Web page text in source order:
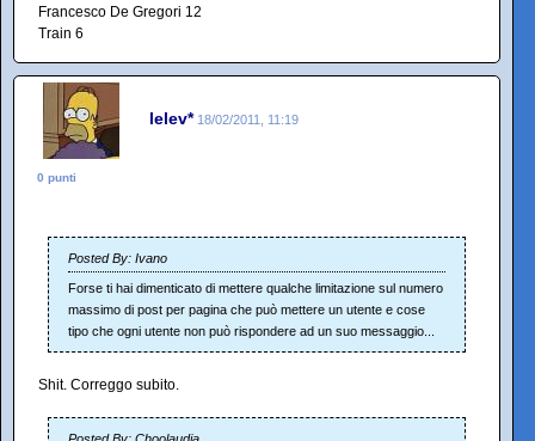
Francesco De Gregori 12
Train 6
lelev* 18/02/2011, 11:19
0 punti
Posted By: Ivano
Forse ti hai dimenticato di mettere qualche limitazione sul numero
massimo di post per pagina che può mettere un utente e cose
tipo che ogni utente non può rispondere ad un suo messaggio...
Shit. Correggo subito.